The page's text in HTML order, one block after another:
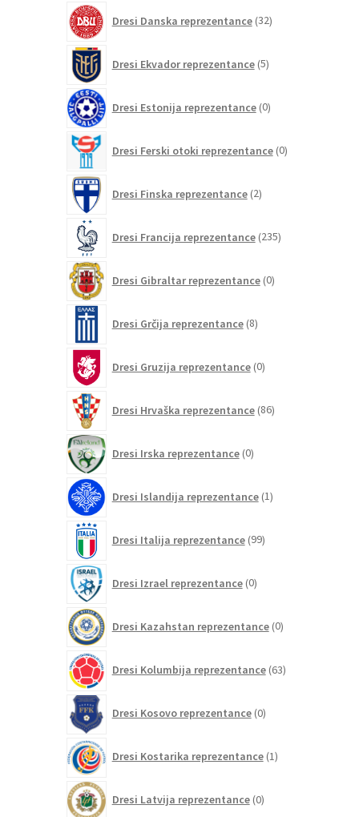
Dresi Danska reprezentance 32izdelkov
Dresi Ekvador reprezentance 5izdelkov
Dresi Estonija reprezentance 0izdelkov
Dresi Ferski otoki reprezentance 0izdelkov
Dresi Finska reprezentance 2izdelka
Dresi Francija reprezentance 235izdelkov
Dresi Gibraltar reprezentance 0izdelkov
Dresi Grčija reprezentance 8izdelkov
Dresi Gruzija reprezentance 0izdelkov
Dresi Hrvaška reprezentance 86izdelkov
Dresi Irska reprezentance 0izdelkov
Dresi Islandija reprezentance 1izdelek
Dresi Italija reprezentance 99izdelkov
Dresi Izrael reprezentance 0izdelkov
Dresi Kazahstan reprezentance 0izdelkov
Dresi Kolumbija reprezentance 63izdelkov
Dresi Kosovo reprezentance 0izdelkov
Dresi Kostarika reprezentance 1izdelek
Dresi Latvija reprezentance 0izdelkov